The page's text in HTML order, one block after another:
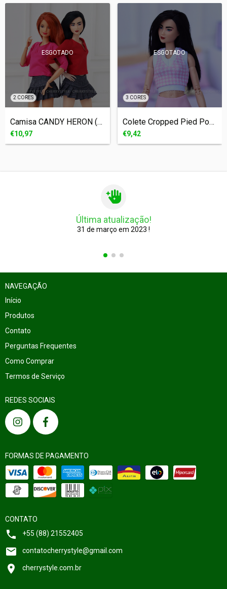
ESGOTADO
2 CORES
Camisa CANDY HERON (BARBIE - 1/6)
€10,97
ESGOTADO
3 CORES
Colete Cropped Pied Poule (BARBIE - 1/6)
€9,42
Última atualização!
31 de março em 2023 !
NAVEGAÇÃO
Início
Produtos
Contato
Perguntas Frequentes
Como Comprar
Termos de Serviço
REDES SOCIAIS
FORMAS DE PAGAMENTO
CONTATO
+55 (88) 21552405
contatocherrystyle@gmail.com
cherrystyle.com.br